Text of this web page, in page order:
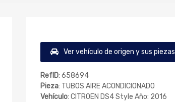
Ver vehículo de origen y sus piezas
RefID: 658694
Pieza: TUBOS AIRE ACONDICIONADO
Vehículo: CITROEN DS4 Style Año: 2016